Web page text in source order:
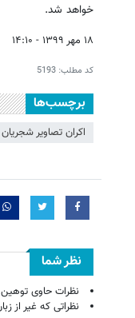
خواهد شد.
۱۸ مهر ۱۳۹۹ - ۱۴:۱۰
کد مطلب: 5193
برچسب‌ها
اکران تصاویر شجریان
نظر شما
نظرات حاوی
نظراتی که غیر از